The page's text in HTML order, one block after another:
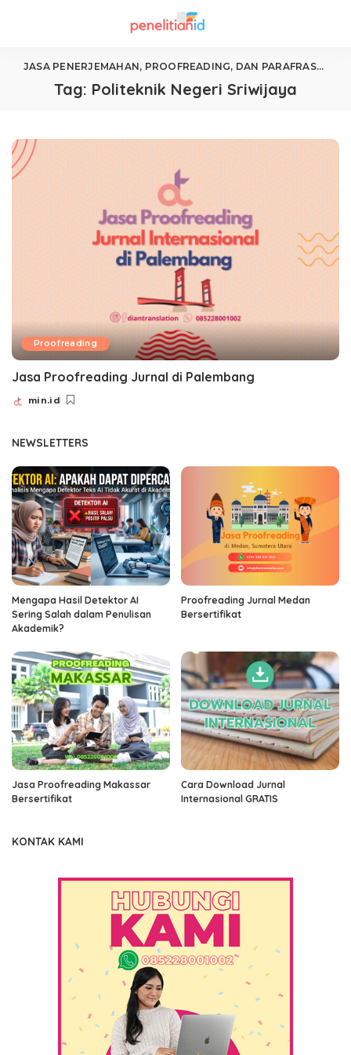
JASA PENERJEMAHAN, PROOFREADING, DAN PARAFRASE>
Tag: Politeknik Negeri Sriwijaya
Proofreading
Jasa Proofreading Jurnal di Palembang
Posted
min.id
NEWSLETTERS
Mengapa Hasil Detektor AI
Sering Salah dalam Penulisan
Akademik?
Proofreading Jurnal Medan
Bersertifikat
Jasa Proofreading Makassar
Bersertifikat
Cara Download Jurnal
Internasional GRATIS
KONTAK KAMI